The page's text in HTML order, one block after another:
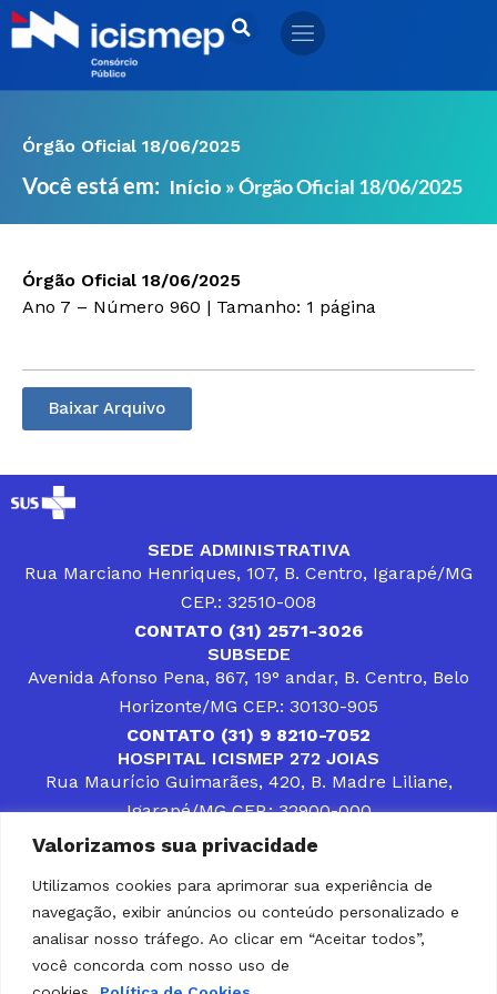
Valorizamos sua privacidade
Utilizamos cookies para aprimorar sua experiência de
navegação, exibir anúncios ou conteúdo personalizado e
analisar nosso tráfego. Ao clicar em “Aceitar todos”,
você concorda com nosso uso de
Ir
para
Órgão Oficial 18/06/2025
Você está em: Início »Órgão Oficial 18/06/2025
Órgão Oficial 18/06/2025
Ano 7 – Número 960 | Tamanho: 1 página
Baixar Arquivo
SEDE ADMINISTRATIVA
Rua Marciano Henriques, 107, B. Centro, Igarapé/MG
CEP.: 32510-008
CONTATO (31) 2571-3026
SUBSEDE
Avenida Afonso Pena, 867, 19° andar, B. Centro, Belo
Horizonte/MG CEP.: 30130-905
CONTATO (31) 9 8210-7052
HOSPITAL ICISMEP 272 JOIAS
Rua Maurício Guimarães, 420, B. Madre Liliane,
Igarapé/MG CEP.: 32900-000
CONTATOS (31) 3512-4400 ou (31) 9 8309-8660
DESENVOLVER SOLUÇÕES, AÇÕES E SERVIÇOS
PÚBLICOS QUE COMPLEMENTEM A ASSISTÊNCIA À
POPULAÇÃO DA REGIÃO EM QUE ATUA, SENDO
PARCEIRO DOS MUNICÍPIOS CONSORCIADOS NA
SOLUÇÃO DE DIFICULDADES ENFRENTADAS POR
GESTORES MUNICIPAIS, É O COMPROMISSO DO
ICISMEP.